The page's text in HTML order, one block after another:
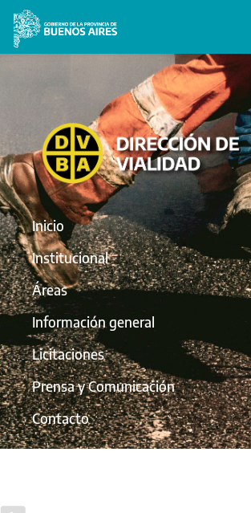
Inicio
Institucional
Áreas
Información general
Licitaciones
Prensa y Comunicación
Contacto